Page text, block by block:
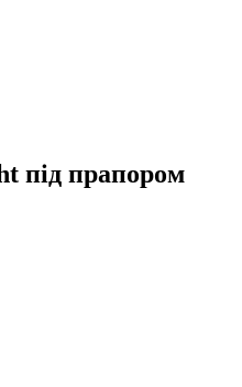
під прапором